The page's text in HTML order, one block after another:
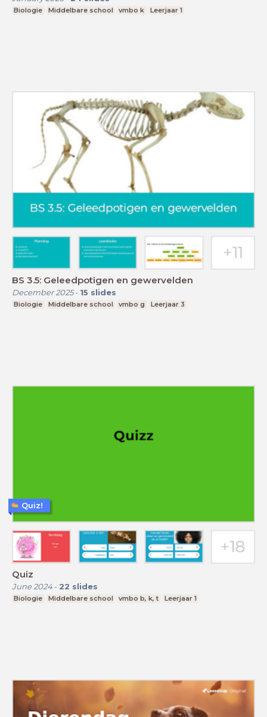
Biologie Middelbare school vmbo k Leerjaar 1
BS 3.5: Geleedpotigen en gewervelden
December 2025- 15 slides
Biologie Middelbare school vmbo g Leerjaar 3
Quiz
June 2024- 22 slides
Biologie Middelbare school vmbo b, k, t Leerjaar 1
Quiz!